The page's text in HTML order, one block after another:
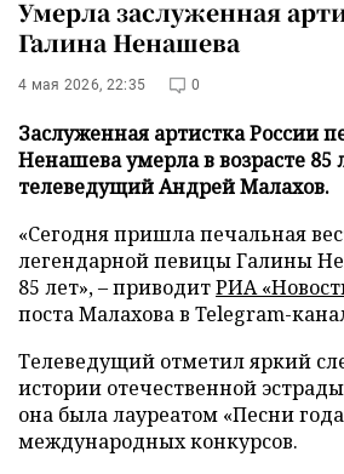
Умерла заслуженная
Галина Ненашева
4 мая 2026, 22:35 0
Заслуженная артистка России
Ненашева умерла в возрасте 85
телеведущий Андрей Малахов.
«Сегодня пришла печальная
легендарной певицы Галины
85 лет», – приводитРИА
поста Малахова в Telegram-
Телеведущий отметил яркий
истории отечественной
она была лауреатом «Песни
международных конкурсов.